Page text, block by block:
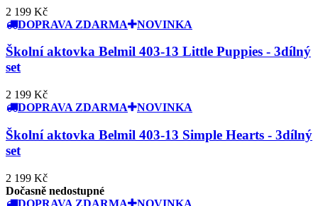
2 199 Kč
DOPRAVA ZDARMA
NOVINKA
Školní aktovka Belmil 403-13 Little Puppies - 3dílný
set
2 199 Kč
DOPRAVA ZDARMA
NOVINKA
Školní aktovka Belmil 403-13 Simple Hearts - 3dílný
set
2 199 Kč
Dočasně nedostupné
DOPRAVA ZDARMA
NOVINKA